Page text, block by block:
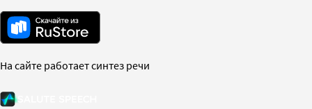
На сайте работает синтез речи